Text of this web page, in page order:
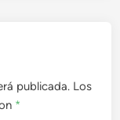
publicada. Los
*